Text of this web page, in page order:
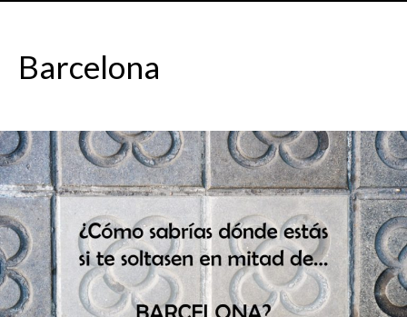
Barcelona